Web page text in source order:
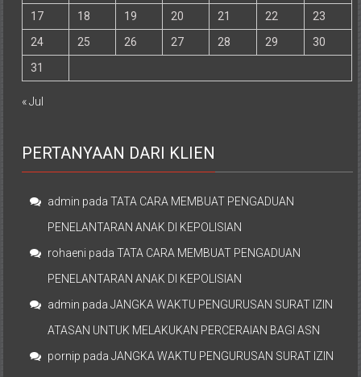
17
18 19 20 21 22
23
24
25 26 27 28 29
30
31
« Jul
PERTANYAAN DARI KLIEN
admin padaTATA CARA MEMBUAT PENGADUAN
PENELANTARAN ANAK DI KEPOLISIAN
rohaeni padaTATA CARA MEMBUAT PENGADUAN
PENELANTARAN ANAK DI KEPOLISIAN
admin padaJANGKA WAKTU PENGURUSAN SURAT IZIN
ATASAN UNTUK MELAKUKAN PERCERAIAN BAGI ASN
pornip padaJANGKA WAKTU PENGURUSAN SURAT IZIN